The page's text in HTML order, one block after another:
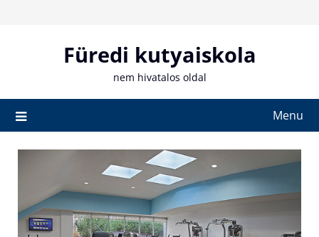
Füredi kutyaiskola
nem hivatalos oldal
Menu